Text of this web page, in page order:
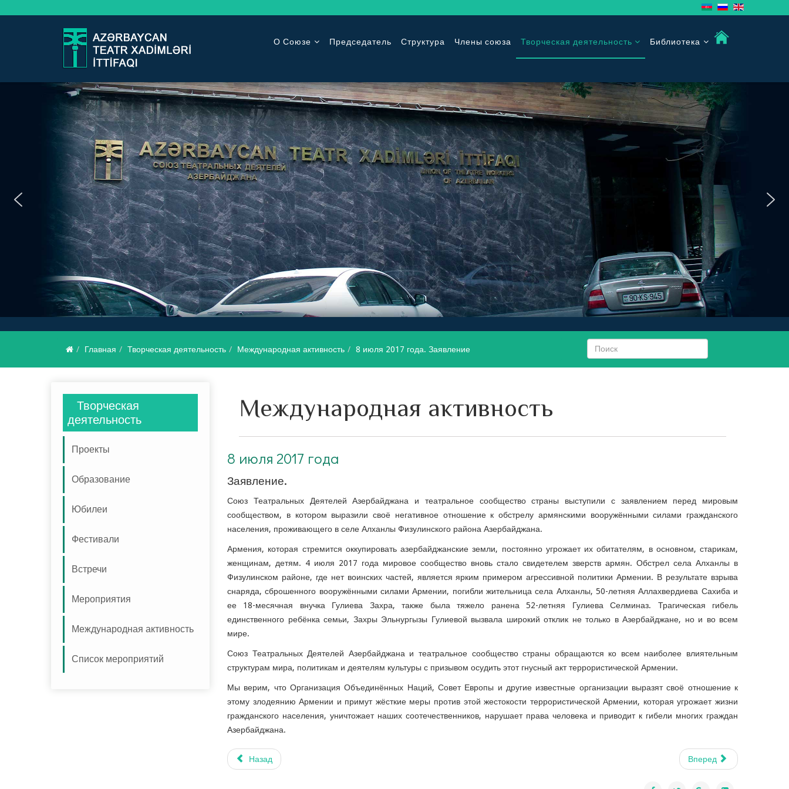
О Союзе Председатель Структура Члены союза Творческая деятельность Библиотека
Главная Творческая деятельность Международная активность 8 июля 2017 года. Заявление
Творческая
деятельность
Проекты
Образование
Юбилеи
Фестивали
Встречи
Мероприятия
Международная активность
Список мероприятий
Международная активность
8 июля 2017 года
Заявление.
Союз Театральных Деятелей Азербайджана и театральное сообщество страны выступили с заявлением перед мировым
сообществом, в котором выразили своё негативное отношение к обстрелу армянскими вооружёнными силами гражданского
населения, проживающего в селе Алханлы Физулинского района Азербайджана.
Армения, которая стремится оккупировать азербайджанские земли, постоянно угрожает их обитателям, в основном, старикам,
женщинам, детям. 4 июля 2017 года мировое сообщество вновь стало свидетелем зверств армян. Обстрел села Алханлы в
Физулинском районе, где нет воинских частей, является ярким примером агрессивной политики Армении. В результате взрыва
снаряда, сброшенного вооружёнными силами Армении, погибли жительница села Алханлы, 50-летняя Аллахвердиева Сахиба и
ее 18-месячная внучка Гулиева Захра, также была тяжело ранена 52-летняя Гулиева Селминаз. Трагическая гибель
единственного ребёнка семьи, Захры Эльнургызы Гулиевой вызвала широкий отклик не только в Азербайджане, но и во всем
мире.
Союз Театральных Деятелей Азербайджана и театральное сообщество страны обращаются ко всем наиболее влиятельным
структурам мира, политикам и деятелям культуры с призывом осудить этот гнусный акт террористической Армении.
Мы верим, что Организация Объединённых Наций, Совет Европы и другие известные организации выразят своё отношение к
этому злодеянию Армении и примут жёсткие меры против этой жестокости террористической Армении, которая угрожает жизни
гражданского населения, уничтожает наших соотечественников, нарушает права человека и приводит к гибели многих граждан
Азербайджана.
Назад Вперед